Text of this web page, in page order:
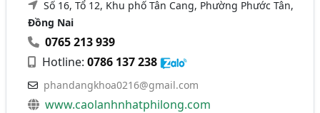
Số 16, Tổ 12, Khu phố Tân Cang, Phường Phước Tân,
Đồng Nai
0765 213 939
Hotline:0786 137 238
phandangkhoa0216@gmail.com
www.caolanhnhatphilong.com